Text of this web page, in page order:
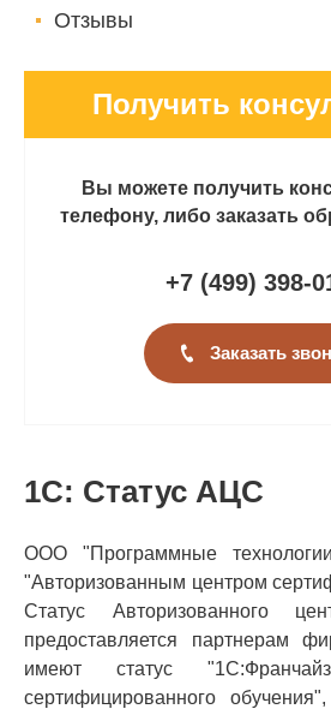
Отзывы
Получить
Вы можете получить
телефону, либо заказать
+7 (499) 398-
Заказать
1С: Статус АЦС
ООО "Программные
"Авторизованным центром
Статус Авторизованного
предоставляется партнерам
имеют статус
сертифицированного